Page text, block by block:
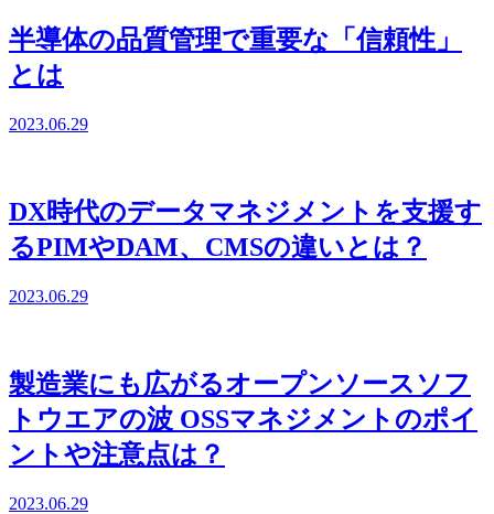
半導体の品質管理で重要な「信頼性」
とは
2023.06.29
DX時代のデータマネジメントを支援す
るPIMやDAM、CMSの違いとは？
2023.06.29
製造業にも広がるオープンソースソフ
トウエアの波 OSSマネジメントのポイ
ントや注意点は？
2023.06.29